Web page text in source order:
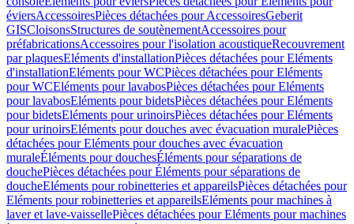
éviersAccessoiresPièces détachées pour AccessoiresGeberit
GISCloisonsStructures de soutènementAccessoires pour
préfabricationsAccessoires pour l'isolation acoustiqueRecouvrement
par plaquesEléments d'installationPièces détachées pour Eléments
d'installationEléments pour WCPièces détachées pour Eléments
pour WCEléments pour lavabosPièces détachées pour Eléments
pour lavabosEléments pour bidetsPièces détachées pour Eléments
pour bidetsEléments pour urinoirsPièces détachées pour Eléments
pour urinoirsEléments pour douches avec évacuation muralePièces
détachées pour Eléments pour douches avec évacuation
muraleÉléments pour douchesÉléments pour séparations de
douchePièces détachées pour Éléments pour séparations de
doucheEléments pour robinetteries et appareilsPièces détachées pour
Eléments pour robinetteries et appareilsEléments pour machines à
laver et lave-vaissellePièces détachées pour Eléments pour machines